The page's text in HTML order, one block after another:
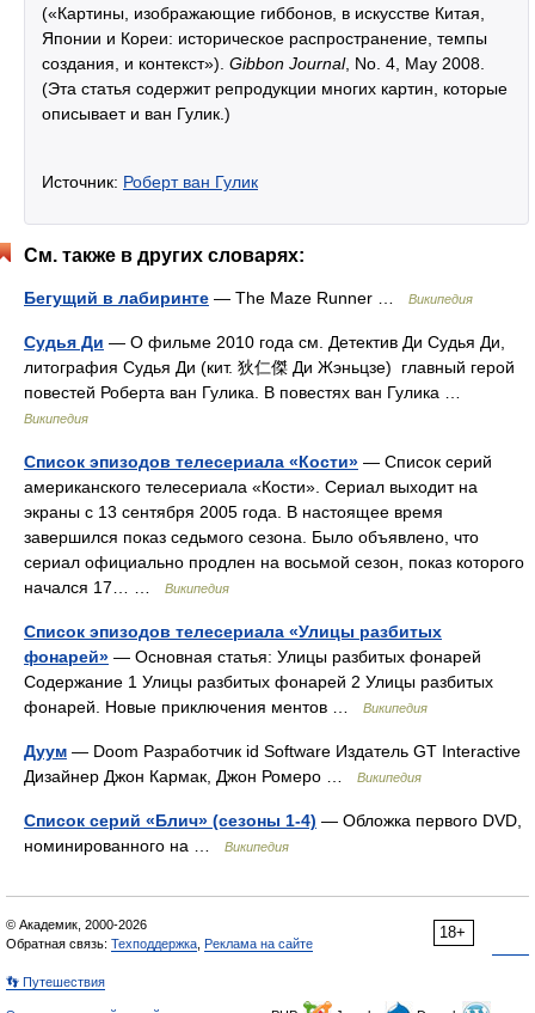
(«Картины, изображающие гиббонов, в искусстве Китая,
Японии и Кореи: историческое распространение, темпы
создания, и контекст»). Gibbon Journal, No. 4, May 2008.
(Эта статья содержит репродукции многих картин, которые
описывает и ван Гулик.)
Источник: Роберт ван Гулик
См. также в других словарях:
Бегущий в лабиринте — The Maze Runner … Википедия
Судья Ди — О фильме 2010 года см. Детектив Ди Судья Ди,
литография Судья Ди (кит. 狄仁傑 Ди Жэньцзе) главный герой
повестей Роберта ван Гулика. В повестях ван Гулика …
Википедия
Список эпизодов телесериала «Кости» — Список серий
американского телесериала «Кости». Сериал выходит на
экраны с 13 сентября 2005 года. В настоящее время
завершился показ седьмого сезона. Было объявлено, что
сериал официально продлен на восьмой сезон, показ которого
начался 17… …
Википедия
Список эпизодов телесериала «Улицы разбитых
фонарей» — Основная статья: Улицы разбитых фонарей
Содержание 1 Улицы разбитых фонарей 2 Улицы разбитых
фонарей. Новые приключения ментов …
Википедия
Дуум — Doom Разработчик id Software Издатель GT Interactive
Дизайнер Джон Кармак, Джон Ромеро …
Википедия
Список серий «Блич» (сезоны 1-4) — Обложка первого DVD,
номинированного на …
Википедия
18+
© Академик, 2000-2026
Обратная связь: Техподдержка Реклама на сайте
👣 Путешествия